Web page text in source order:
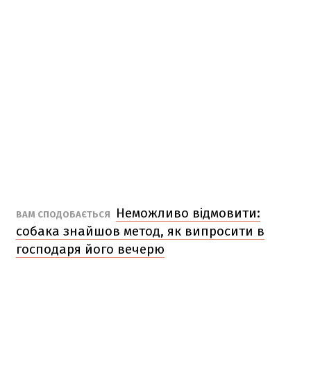
ВАМ СПОДОБАЄТЬСЯ
Неможливо відмовити:
собака знайшов метод, як випросити в
господаря його вечерю